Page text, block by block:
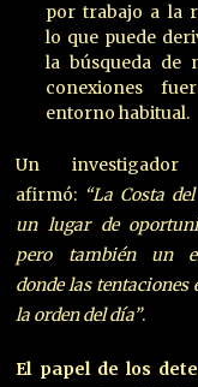
por trabajo a la
lo que puede
la búsqueda de
conexiones
entorno habitual.
Un investigador
afirmó: “La Costa
un lugar de
pero también un
donde las tentaciones
la orden del día”.
El papel de los